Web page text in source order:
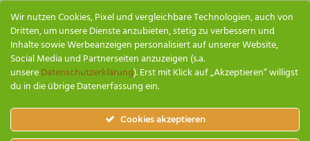
Wir nutzen Cookies, Pixel und vergleichbare Technologien, auch von
Dritten, um unsere Dienste anzubieten, stetig zu verbessern und
Inhalte sowie Werbeanzeigen personalisiert auf unserer Website,
Social Media und Partnerseiten anzuzeigen (s.a.
unsereDatenschutzerklärung). Erst mit Klick auf „Akzeptieren“ willigst
du in die übrige Datenerfassung ein.
Cookies akzeptieren
SENDEN